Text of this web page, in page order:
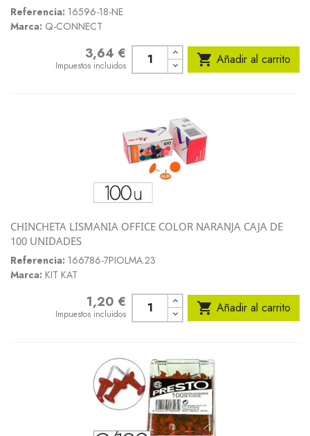
Referencia: 16596-18-NE
Marca: Q-CONNECT
3,64 €
Impuestos incluidos  Añadir al carrito
CHINCHETA LISMANIA OFFICE COLOR NARANJA CAJA DE
100 UNIDADES
Referencia: 166786-7PIOLMA.23
Marca: KIT KAT
1,20 €
Impuestos incluidos  Añadir al carrito